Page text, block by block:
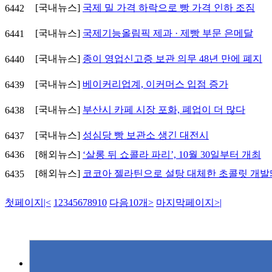
6442 [국내뉴스] 국제 밀 가격 하락으로 빵 가격 인하 조짐
6441 [국내뉴스] 국제기능올림픽 제과 · 제빵 부문 은메달
6440 [국내뉴스] 종이 영업신고증 보관 의무 48년 만에 폐지
6439 [국내뉴스] 베이커리업계, 이커머스 입점 증가
6438 [국내뉴스] 부산시 카페 시장 포화, 폐업이 더 많다
6437 [국내뉴스] 성심당 빵 보관소 생긴 대전시
6436
[해외뉴스] ‘살롱 뒤 쇼콜라 파리’, 10월 30일부터 개최
6435
[해외뉴스] 코코아 젤라틴으로 설탕 대체한 초콜릿 개발
첫페이지 |< 1 2345678910 다음10개> 마지막페이지 >|